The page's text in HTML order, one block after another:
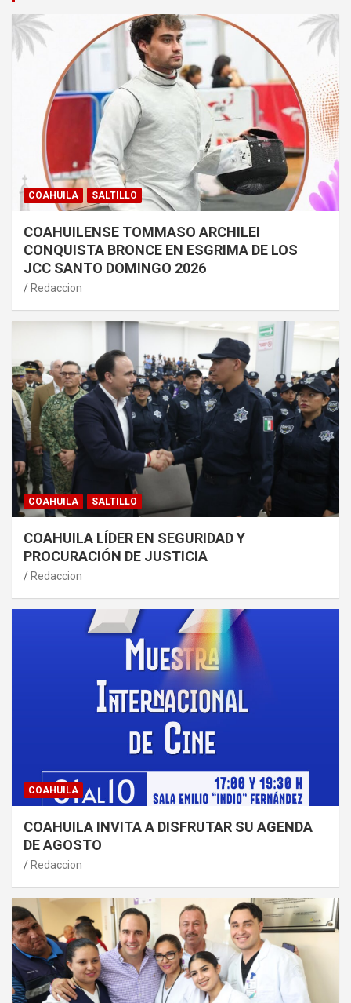
COAHUILA SALTILLO
COAHUILENSE TOMMASO ARCHILEI
CONQUISTA BRONCE EN ESGRIMA DE LOS
JCC SANTO DOMINGO 2026
Redaccion
COAHUILA SALTILLO
COAHUILA LÍDER EN SEGURIDAD Y
PROCURACIÓN DE JUSTICIA
Redaccion
COAHUILA
COAHUILA INVITA A DISFRUTAR SU AGENDA
DE AGOSTO
Redaccion